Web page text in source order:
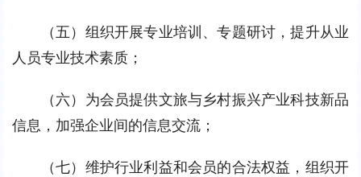
（五）组织开展专业培训、专题研讨，提升从业
人员专业技术素质；
（六）为会员提供文旅与乡村振兴产业科技新品
信息，加强企业间的信息交流；
（七）维护行业利益和会员的合法权益，组织开